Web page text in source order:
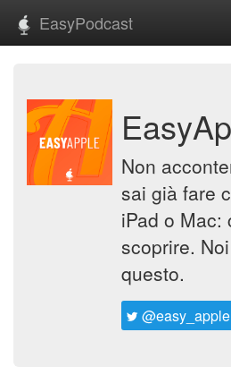
EasyPodcast
Non
sai già fare
iPad o Mac:
scoprire.
questo.
@easy_apple